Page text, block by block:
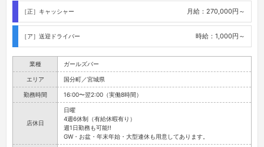
［正］キャッシャー 月給：270,000円～
［ア］送迎ドライバー 時給：1,000円～
業種 ガールズバー
エリア 国分町／宮城県
勤務時間 16:00〜翌2:00（実働8時間）
店休日
日曜
4週6休制（有給休暇有り）
週1日勤務も可能!!
GW・お盆・年末年始・大型連休も用意してあります。